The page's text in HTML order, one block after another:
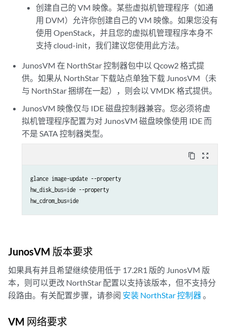
创建自己的 VM 映像。某些虚拟机管理程序（如通
用 DVM）允许你创建自己的 VM 映像。如果您没有
使用 OpenStack，并且您的虚拟机管理程序本身不
支持 cloud-init，我们建议您使用此方法。
JunosVM 在 NorthStar 控制器包中以 Qcow2 格式提
供。如果从 NorthStar 下载站点单独下载 JunosVM（未
与 NorthStar 捆绑在一起），则会以 VMDK 格式提供。
JunosVM 映像仅与 IDE 磁盘控制器兼容。您必须将虚
拟机管理程序配置为对 JunosVM 磁盘映像使用 IDE 而
不是 SATA 控制器类型。
content_copy zoom_out_map
glance image-update --property
hw_disk_bus=ide --property
hw_cdrom_bus=ide
JunosVM 版本要求
如果具有并且希望继续使用低于 17.2R1 版的 JunosVM 版
本，则可以更改 NorthStar 配置以支持该版本，但不支持分
段路由。有关配置步骤，请参阅 安装 NorthStar 控制器。
VM 网络要求